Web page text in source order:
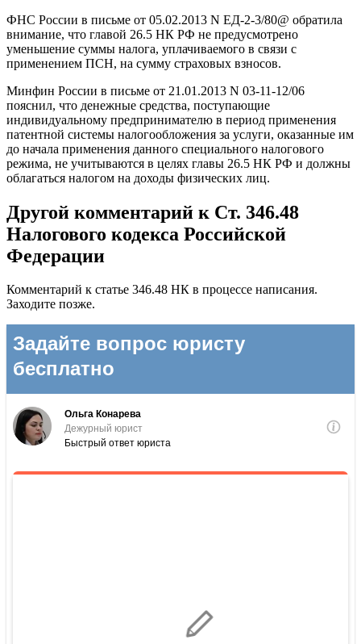
ФНС России в письме от 05.02.2013 N ЕД-2-3/80@ обратила
внимание, что главой 26.5 НК РФ не предусмотрено
уменьшение суммы налога, уплачиваемого в связи с
применением ПСН, на сумму страховых взносов.
Минфин России в письме от 21.01.2013 N 03-11-12/06
пояснил, что денежные средства, поступающие
индивидуальному предпринимателю в период применения
патентной системы налогообложения за услуги, оказанные им
до начала применения данного специального налогового
режима, не учитываются в целях главы 26.5 НК РФ и должны
облагаться налогом на доходы физических лиц.
Другой комментарий к Ст. 346.48
Налогового кодекса Российской
Федерации
Комментарий к статье 346.48 НК в процессе написания.
Заходите позже.